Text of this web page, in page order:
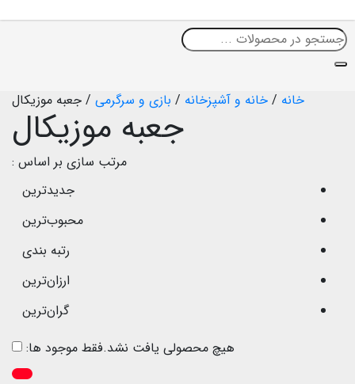
خانه / خانه و آشپزخانه / بازی و سرگرمی / جعبه موزیکال
جعبه موزیکال
مرتب سازی بر اساس :
جدیدترین
محبوب‌ترین
رتبه بندی
ارزان‌ترین
گران‌ترین
فقط موجود ها:هیچ محصولی یافت نشد.